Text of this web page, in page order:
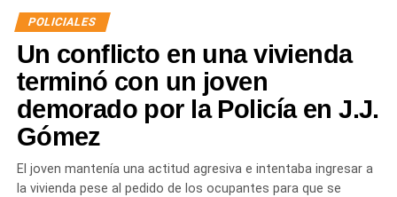
POLICIALES
Un conflicto en una vivienda
terminó con un joven
demorado por la Policía en J.J.
Gómez
El joven mantenía una actitud agresiva e intentaba ingresar a
la vivienda pese al pedido de los ocupantes para que se